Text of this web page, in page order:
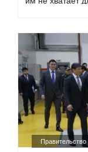
Правительство